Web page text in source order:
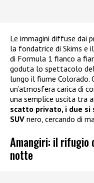
Le immagini diffuse dai
la fondatrice di Skims e
di Formula 1 fianco a
goduta lo spettacolo
lungo il fiume Colorado.
un’atmosfera carica di
una semplice uscita tra
scatto privato, i due
SUV nero, cercando di
Amangiri: il rifugio
notte